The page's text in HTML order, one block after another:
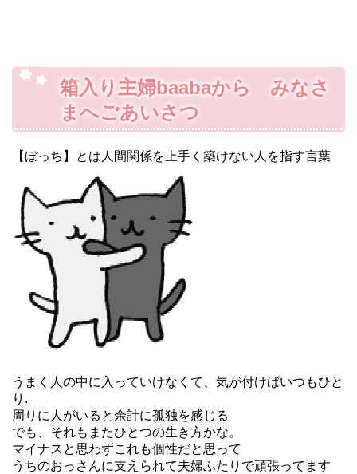
箱入り主婦baabaから みなさ
まへごあいさつ
【ぼっち】とは人間関係を上手く築けない人を指す言葉
うまく人の中に入っていけなくて、気が付けばいつもひと
り.
周りに人がいると余計に孤独を感じる
でも、それもまたひとつの生き方かな。
マイナスと思わずこれも個性だと思って
うちのおっさんに支えられて夫婦ふたりで頑張ってます